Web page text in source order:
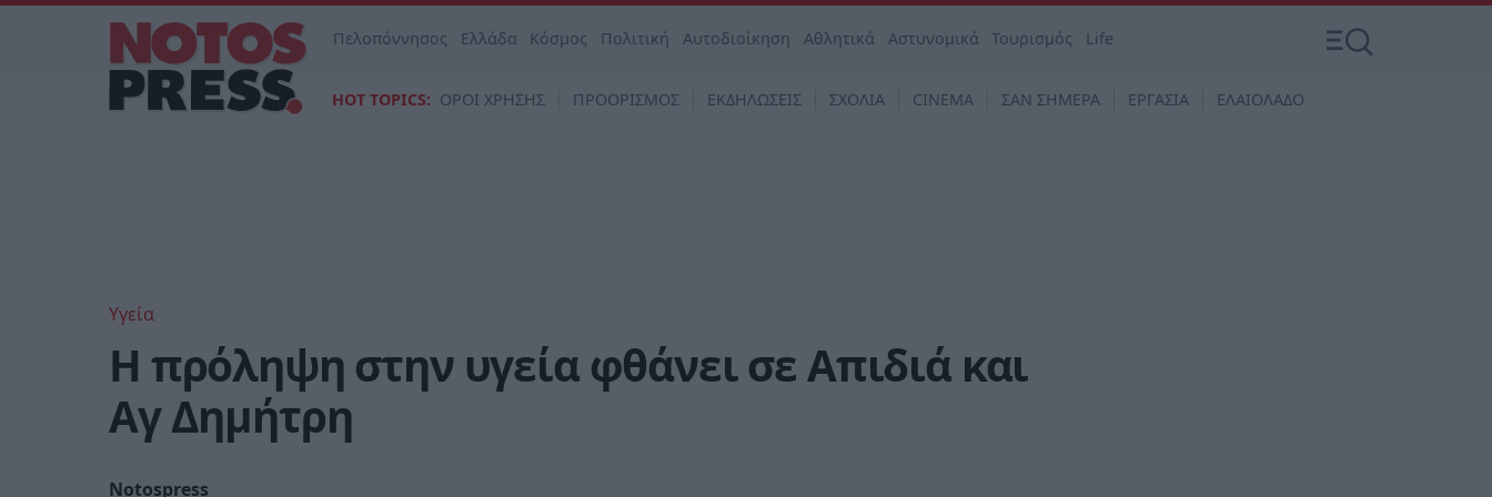
Πελοπόννησος Ελλάδα Κόσμος Πολιτική Αυτοδιοίκηση Αθλητικά Αστυνομικά Τουρισμός Life
HOT TOPICS: ΟΡΟΙ ΧΡΗΣΗΣ ΠΡΟΟΡΙΣΜΟΣ ΕΚΔΗΛΩΣΕΙΣ ΣΧΟΛΙΑ CINEMA ΣΑΝ ΣΗΜΕΡΑ ΕΡΓΑΣΙΑ ΕΛΑΙΟΛΑΔΟ
Υγεία
Η πρόληψη στην υγεία φθάνει σε Απιδιά και
Αγ Δημήτρη
Notospress